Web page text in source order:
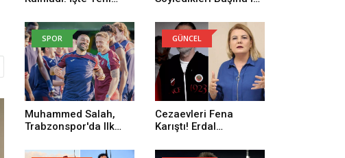
Sayısı
SPOR
Muhammed Salah,
Trabzonspor'da Ilk
GÜNCEL
Cezaevleri Fena
Karıştı! Erdal
Yüzünden Buradayım